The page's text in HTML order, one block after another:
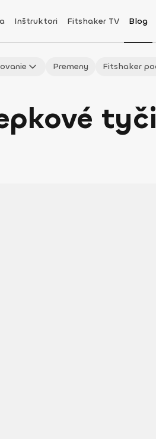
Inštruktori Fitshaker TV Blog
Premeny Fitshaker